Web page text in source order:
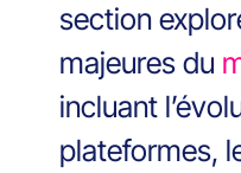
section
majeures du
incluant
plateformes,